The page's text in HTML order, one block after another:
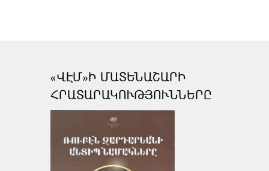
«ՎԷՄ»Ի ՄԱՏԵՆԱՇԱՐԻ
ՀՐԱՏԱՐԱԿՈՒԹՅՈՒՆՆԵՐԸ